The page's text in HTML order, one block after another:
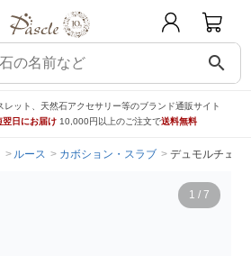
search
レット、天然石アクセサリー等のブランド通販サイト
翌日にお届け 10,000円以上のご注文で送料無料
ルース カボション・スラブ デュモルチェラ
1 / 7